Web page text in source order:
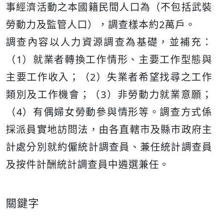
事經濟活動之本國籍民間人口為（不包括武裝
勞動力及監管人口），調查樣本約2萬戶。
調查內容以人力資源調查為基礎，並補充：
（1）就業者轉換工作情形、主要工作型態與
主要工作收入；（2）失業者希望找尋之工作
類別及工作機會；（3）非勞動力就業意願；
（4）有偶婦女勞動參與情形等。調查方式係
採派員實地訪問法，由各直轄市及縣市政府主
計處分別就約僱統計調查員、兼任統計調查員
及按件計酬統計調查員中遴選兼任。
關鍵字